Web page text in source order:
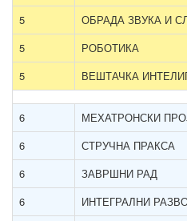
5
ОБРАДА ЗВУКА И
5
РОБОТИКА
5
ВЕШТАЧКА
6 МЕХАТРОНСКИ
6
СТРУЧНА ПРАКСА
6
ЗАВРШНИ РАД
6
ИНТЕГРАЛНИ